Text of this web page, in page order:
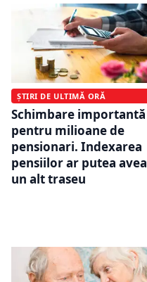
ȘTIRI DE ULTIMĂ ORĂ
Schimbare importantă
pentru milioane de
pensionari. Indexarea
pensiilor ar putea avea
un alt traseu